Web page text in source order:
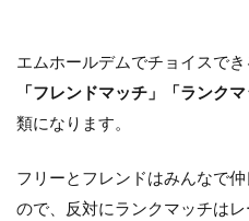
エムホールデムでチョイスで
「フレンドマッチ」「ランク
類になります。
フリーとフレンドはみんなで
ので、反対にランクマッチは